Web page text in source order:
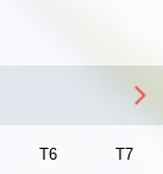
T6 T7